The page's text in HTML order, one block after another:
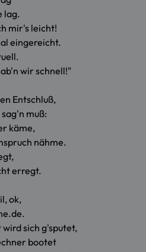
lag.
mir's leicht!
eingereicht.
wir schnell!"
Entschluß,
muß:
käme,
nähme.
erregt.
ok,
sich g'sputet,
bootet